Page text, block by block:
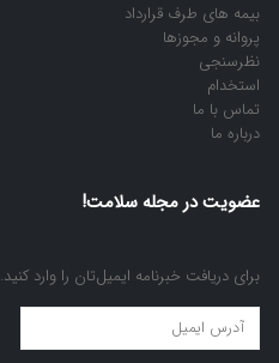
بیمه های طرف قرارداد
پروانه و مجوزها
نظرسنجی
استخدام
تماس با ما
درباره ما
عضویت در مجله سلامت!
برای دریافت خبرنامه ایمیل‌تان را وارد کنید.
عضویت
در